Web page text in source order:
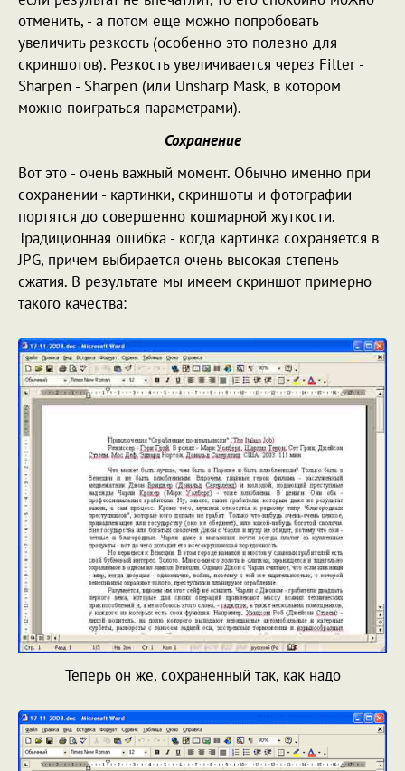
отменить, - а потом еще можно попробовать
увеличить резкость (особенно это полезно для
скриншотов). Резкость увеличивается через Filter -
Sharpen - Sharpen (или Unsharp Mask, в котором
можно поиграться параметрами).
Сохранение
Вот это - очень важный момент. Обычно именно при
сохранении - картинки, скриншоты и фотографии
портятся до совершенно кошмарной жуткости.
Традиционная ошибка - когда картинка сохраняется в
JPG, причем выбирается очень высокая степень
сжатия. В результате мы имеем скриншот примерно
такого качества:
Теперь он же, сохраненный так, как надо